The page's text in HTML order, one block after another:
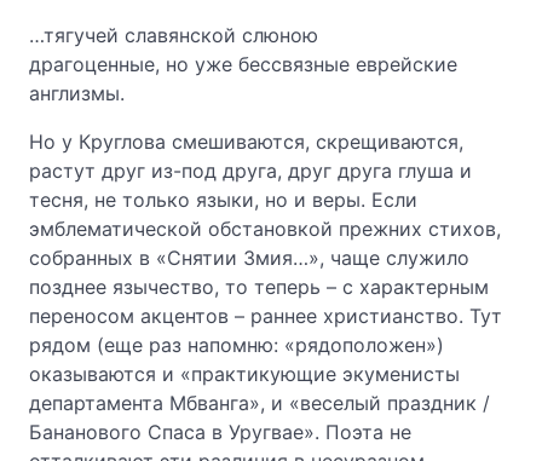
…тягучей славянской слюною
драгоценные, но уже бессвязные еврейские
англизмы.
Но у Круглова смешиваются, скрещиваются,
растут друг из-под друга, друг друга глуша и
тесня, не только языки, но и веры. Если
эмблематической обстановкой прежних стихов,
собранных в «Снятии Змия…», чаще служило
позднее язычество, то теперь – с характерным
переносом акцентов – раннее христианство. Тут
рядом (еще раз напомню: «рядоположен»)
оказываются и «практикующие экуменисты
департамента Мбванга», и «веселый праздник /
Бананового Спаса в Уругвае». Поэта не